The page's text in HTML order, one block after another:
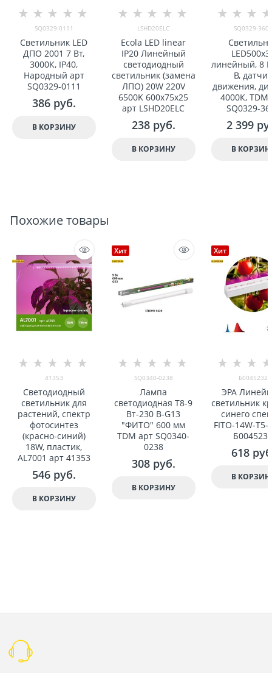
SQ0329-0111
Светильник LED
ДПО 2001 7 Вт,
3000К, IP40,
Народный арт
SQ0329-0111
386 руб.
В КОРЗИНУ
LSHD20ELC
Ecola LED linear
IP20 Линейный
светодиодный
светильник (замена
ЛПО) 20W 220V
6500K 600x75x25
арт LSHD20ELC
238 руб.
В КОРЗИНУ
SQ0329-3608
линейный, 8
В, датчик
движения,
4000К, TDM
SQ0329-
2 399
В
Похожие товары
41353
Светодиодный
светильник для
растений, спектр
фотосинтез
(красно-синий)
18W, пластик,
AL7001 арт 41353
546 руб.
В КОРЗИНУ
Хит
SQ0340-0238
Лампа
светодиодная T8-9
Вт-230 В-G13
"ФИТО" 600 мм
TDM арт SQ0340-
0238
308 руб.
В КОРЗИНУ
Хит
Б0045232
ЭРА
светильник
синего
FITO-14W-Т5-
618
В